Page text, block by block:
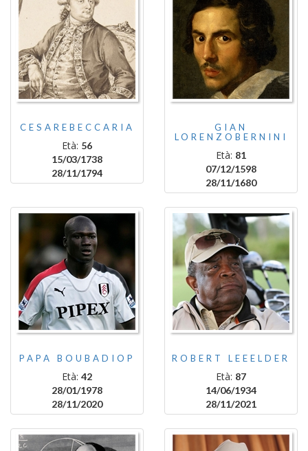
CESAREBECCARIA
Età: 56
15/03/1738
28/11/1794
GIAN
LORENZOBERNINI
Età: 81
07/12/1598
28/11/1680
PAPA BOUBADIOP
Età: 42
28/01/1978
28/11/2020
ROBERT LEEELDER
Età: 87
14/06/1934
28/11/2021